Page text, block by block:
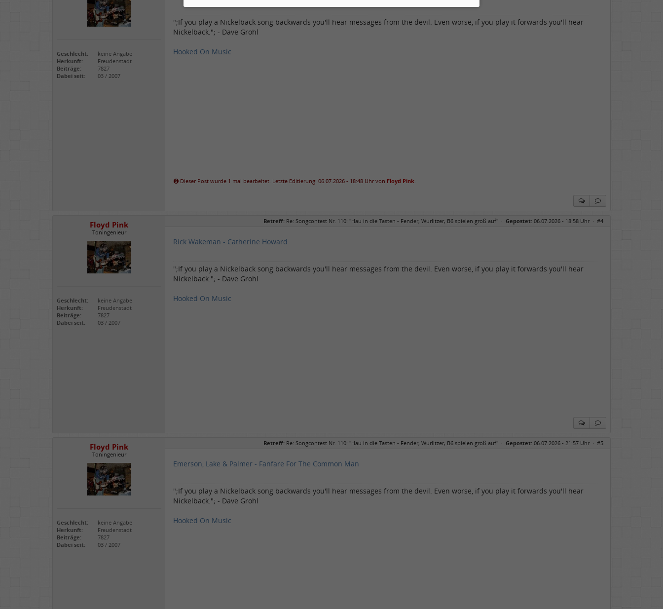
Geschlecht:
keine Angabe
Herkunft:
Freudenstadt
Beiträge:
7827
Dabei seit:
03 / 2007
";If you play a Nickelback song backwards you'll hear messages from the devil. Even worse, if you play it forwards you'll hear
Nickelback."; - Dave Grohl
Hooked On Music
Dieser Post wurde 1 mal bearbeitet. Letzte Editierung: 06.07.2026 - 18:48 Uhr von Floyd Pink.
Floyd Pink
Toningenieur
Geschlecht:
keine Angabe
Herkunft:
Freudenstadt
Beiträge:
7827
Dabei seit:
03 / 2007
Betreff: Re: Songcontest Nr. 110: "Hau in die Tasten - Fender, Wurlitzer, B6 spielen groß auf" · Gepostet: 06.07.2026 - 18:58 Uhr · #4
Rick Wakeman - Catherine Howard
";If you play a Nickelback song backwards you'll hear messages from the devil. Even worse, if you play it forwards you'll hear
Nickelback."; - Dave Grohl
Hooked On Music
Floyd Pink
Toningenieur
Geschlecht:
keine Angabe
Herkunft:
Freudenstadt
Beiträge:
7827
Dabei seit:
03 / 2007
Betreff: Re: Songcontest Nr. 110: "Hau in die Tasten - Fender, Wurlitzer, B6 spielen groß auf" · Gepostet: 06.07.2026 - 21:57 Uhr · #5
Emerson, Lake & Palmer - Fanfare For The Common Man
";If you play a Nickelback song backwards you'll hear messages from the devil. Even worse, if you play it forwards you'll hear
Nickelback."; - Dave Grohl
Hooked On Music